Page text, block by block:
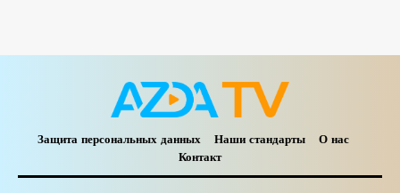
Защита персональных данных Наши стандарты
О нас
Контакт